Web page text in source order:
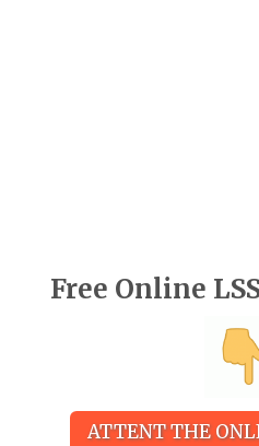
Free Online
ATTENT THE